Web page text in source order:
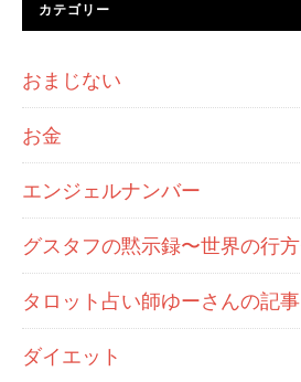
カテゴリー
おまじない
お金
エンジェルナンバー
グスタフの黙示録〜世界の行
タロット占い師ゆーさんの記事
ダイエット